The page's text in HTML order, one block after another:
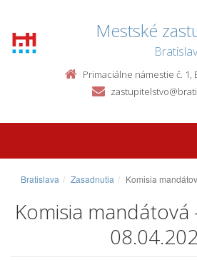
Mestské
Primaciálne námestie č. 1,
Bratislava Zasadnutia Komisia
Komisia mandátová